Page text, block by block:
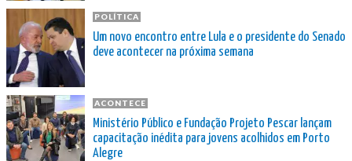
POLÍTICA
Um novo encontro entre Lula e o presidente do Senado
deve acontecer na próxima semana
ACONTECE
Ministério Público e Fundação Projeto Pescar lançam
capacitação inédita para jovens acolhidos em Porto
Alegre